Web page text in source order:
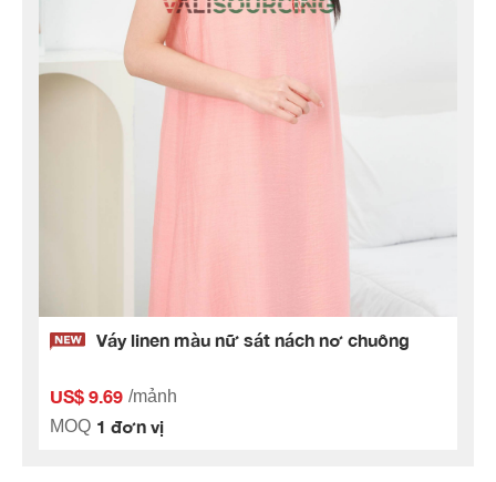
Váy linen màu nữ sát nách nơ chuông
US$ 9.69 /mảnh
MOQ 1 đơn vị